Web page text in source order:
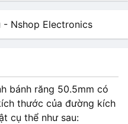
bánh răng 50.5mm có
thước của đường kích
cụ thể như sau: